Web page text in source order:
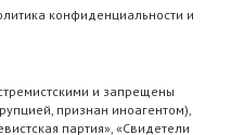
конфиденциальности и
и запрещены
признан иноагентом),
партия», «Свидетели